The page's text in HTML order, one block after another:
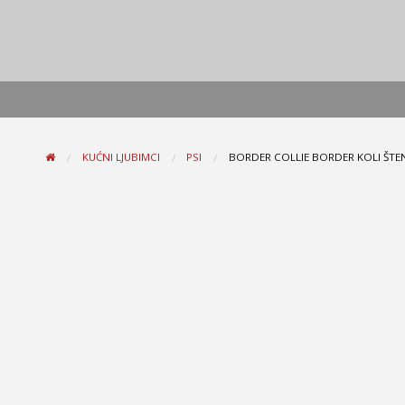
KUĆNI LJUBIMCI PSI BORDER COLLIE BORDER KOLI